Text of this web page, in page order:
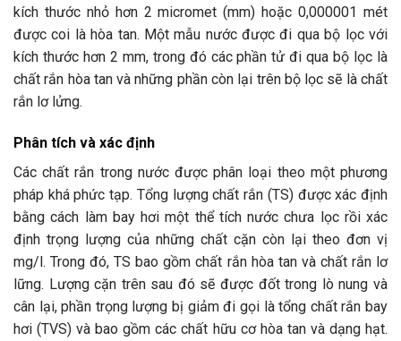
kích thước nhỏ hơn 2 micromet (mm) hoặc 0,000001 mét
được coi là hòa tan. Một mẫu nước được đi qua bộ lọc với
kích thước hơn 2 mm, trong đó các phần tử đi qua bộ lọc là
chất rắn hòa tan và những phần còn lại trên bộ lọc sẽ là chất
rắn lơ lửng.
Phân tích và xác định
Các chất rắn trong nước được phân loại theo một phương
pháp khá phức tạp. Tổng lượng chất rắn (TS) được xác định
bằng cách làm bay hơi một thể tích nước chưa lọc rồi xác
định trọng lượng của những chất cặn còn lại theo đơn vị
mg/l. Trong đó, TS bao gồm chất rắn hòa tan và chất rắn lơ
lững. Lượng cặn trên sau đó sẽ được đốt trong lò nung và
cân lại, phần trọng lượng bị giảm đi gọi là tổng chất rắn bay
hơi (TVS) và bao gồm các chất hữu cơ hòa tan và dạng hạt.